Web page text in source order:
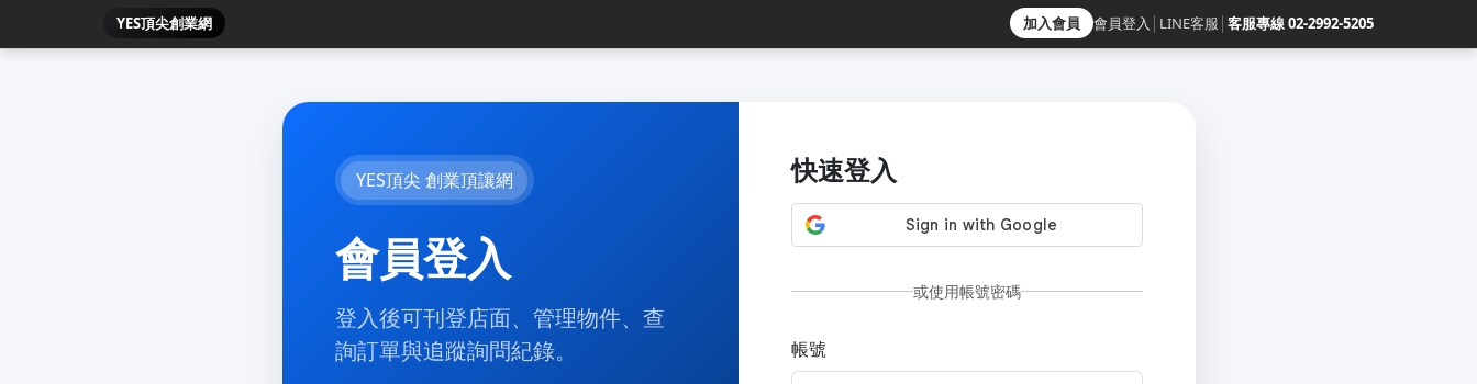
YES頂尖創業網 加入會員 會員登入 LINE客服 客服專線 02-2992-5205
YES頂尖 創業頂讓網
會員登入
登入後可刊登店面、管理物件、查
詢訂單與追蹤詢問紀錄。
快速登入
或使用帳號密碼
帳號